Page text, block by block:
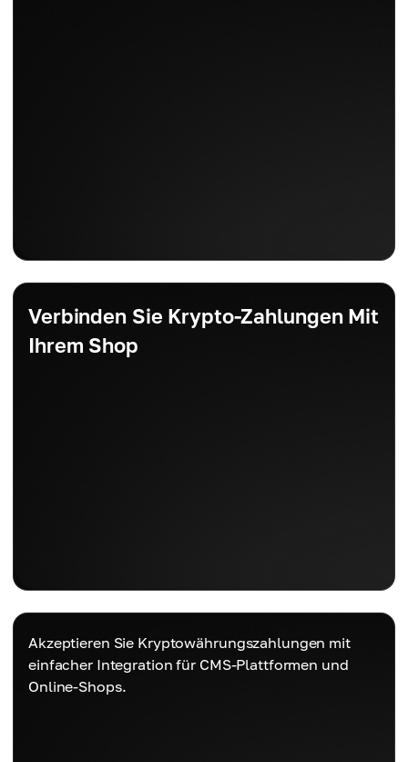
Verbinden Sie Krypto-Zahlungen Mit
Ihrem Shop
Akzeptieren Sie Kryptowährungszahlungen mit
einfacher Integration für CMS-Plattformen und
Online-Shops.